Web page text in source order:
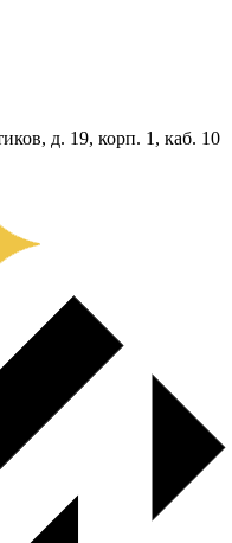
д. 19, корп. 1, каб. 10